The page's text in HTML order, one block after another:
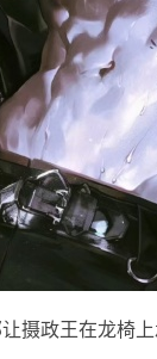
摄政王在龙椅